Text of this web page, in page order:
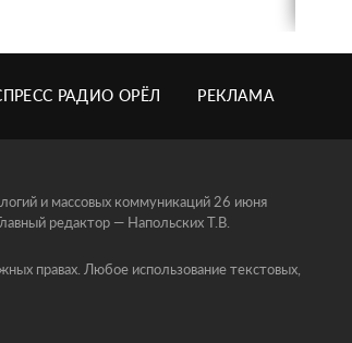
РАДИО ОРЁЛ РЕКЛАМА
и массовых коммуникаций 26 июня
редактор — Напольских Т.В.
правах. Любое использование текстовых,